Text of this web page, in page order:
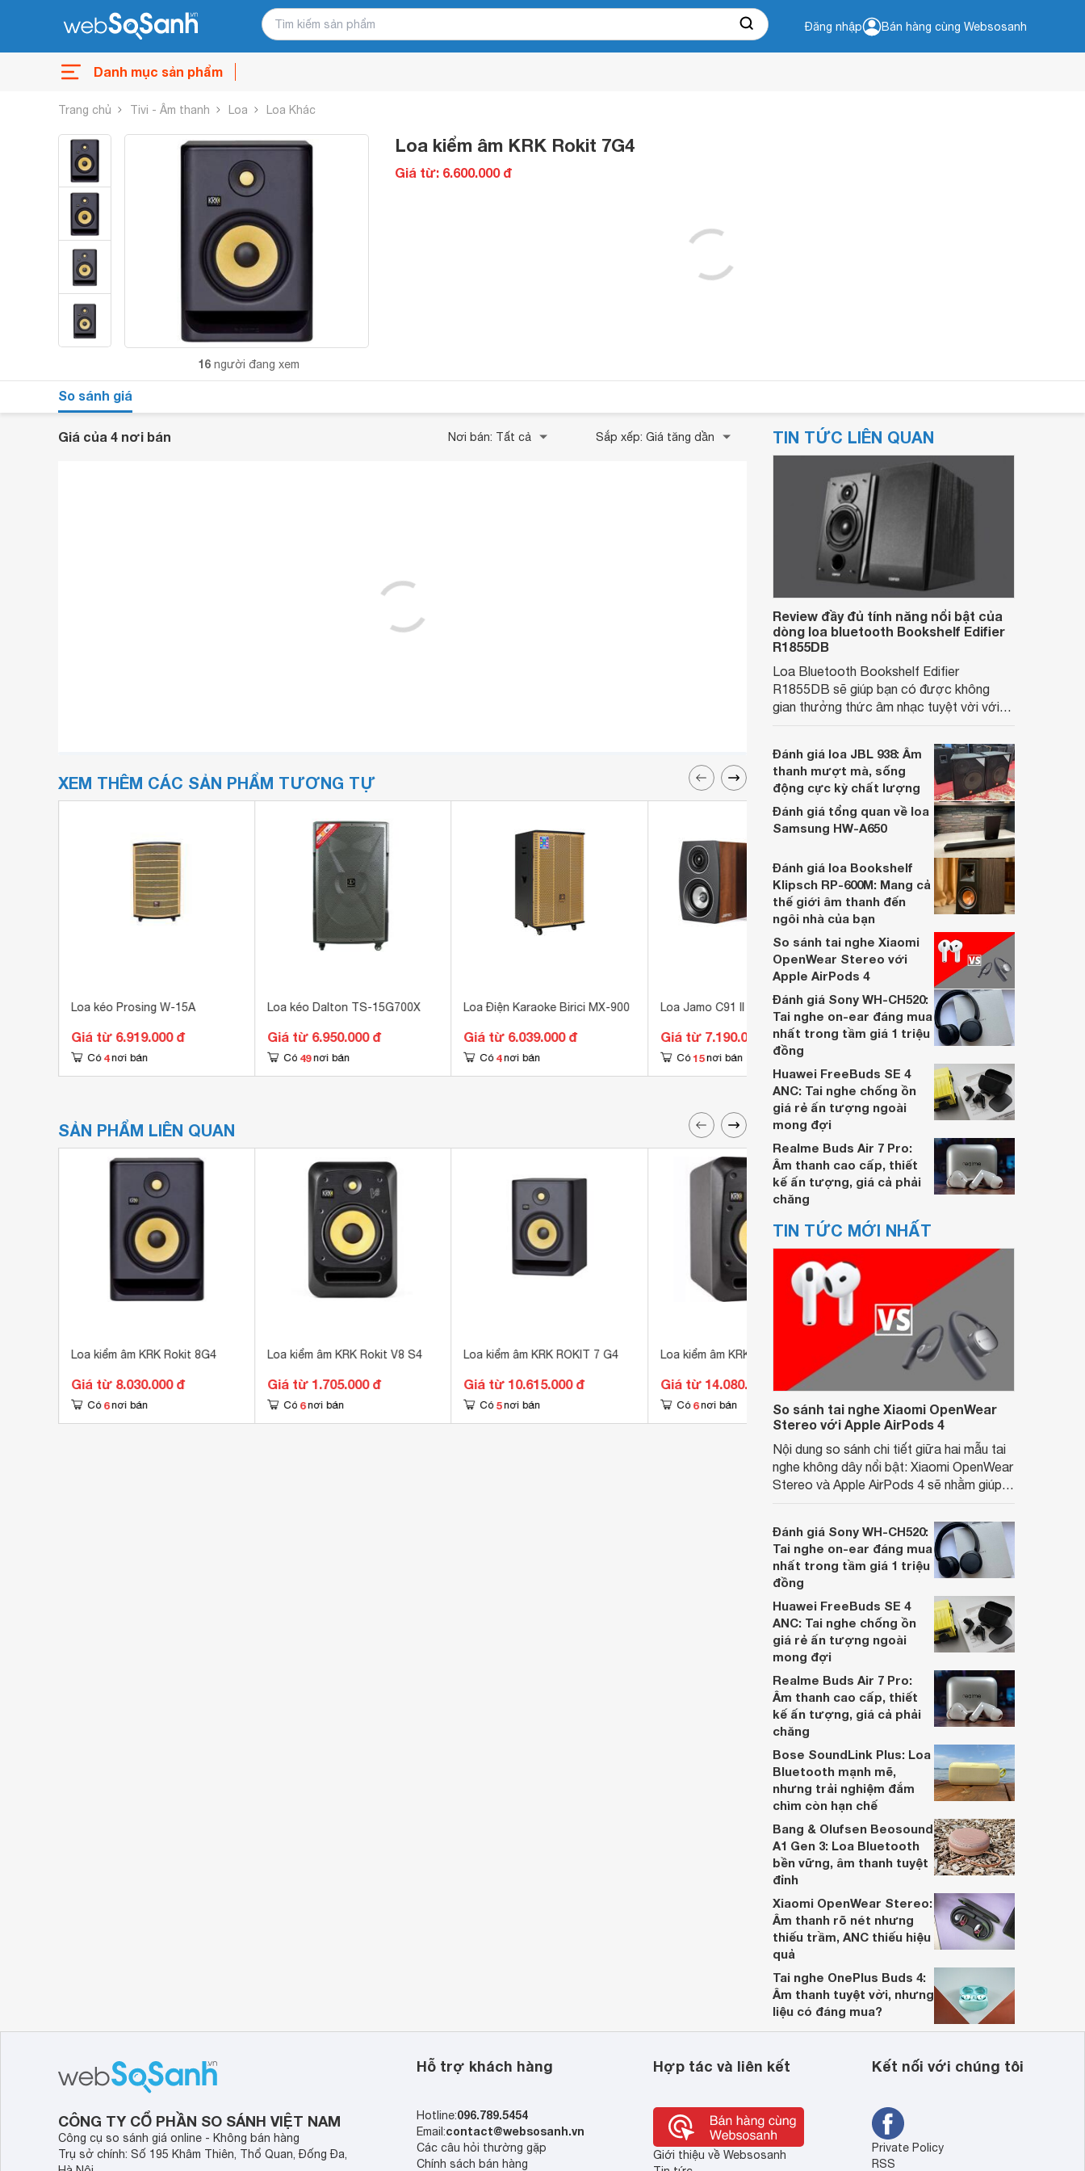
Đăng nhập Bán hàng cùng Websosanh
Danh mục sản phẩm
Trang chủ Tivi - Âm thanh Loa Loa Khác
16 người đang xem
Loa kiểm âm KRK Rokit 7G4
Giá từ: 6.600.000 đ
So sánh giá
Giá của 4 nơi bán Nơi bán: Tất cả Sắp xếp: Giá tăng dần
XEM THÊM CÁC SẢN PHẨM TƯƠNG TỰ
Loa kéo Prosing W-15A
Giá từ 6.919.000 đ
Có 4 nơi bán
Loa kéo Dalton TS-15G700X
Giá từ 6.950.000 đ
Có 49 nơi bán
Loa Điện Karaoke Birici MX-900
Giá từ 6.039.000 đ
Có 4 nơi bán
Loa Jamo C91 II
Giá từ 7.190.000 đ
Có 15 nơi bán
Loa nén Bosch LBC 3437/00
Giá từ 15.566.100 đ
SẢN PHẨM LIÊN QUAN
Loa kiểm âm KRK Rokit 8G4
Giá từ 8.030.000 đ
Có 6 nơi bán
Loa kiểm âm KRK Rokit V8 S4
Giá từ 1.705.000 đ
Có 6 nơi bán
Loa kiểm âm KRK ROKIT 7 G4
Giá từ 10.615.000 đ
Có 5 nơi bán
Loa kiểm âm KRK Rokit V6 S4
Giá từ 14.080.000 đ
Có 6 nơi bán
Loa kiểm âm KRK Rokit 5 G4
Có 11 nơi bán
TIN TỨC LIÊN QUAN
Review đầy đủ tính năng nổi bật của
dòng loa bluetooth Bookshelf Edifier
R1855DB
Loa Bluetooth Bookshelf Edifier
R1855DB sẽ giúp bạn có được không
gian thưởng thức âm nhạc tuyệt vời với
Đánh giá loa JBL 938: Âm
thanh mượt mà, sống
động cực kỳ chất lượng
Đánh giá tổng quan về loa
Samsung HW-A650
Đánh giá loa Bookshelf
Klipsch RP-600M: Mang cả
thế giới âm thanh đến
ngôi nhà của bạn
So sánh tai nghe Xiaomi
OpenWear Stereo với
Apple AirPods 4
Đánh giá Sony WH-CH520:
Tai nghe on-ear đáng mua
nhất trong tầm giá 1 triệu
đồng
Huawei FreeBuds SE 4
ANC: Tai nghe chống ồn
giá rẻ ấn tượng ngoài
mong đợi
Realme Buds Air 7 Pro:
Âm thanh cao cấp, thiết
kế ấn tượng, giá cả phải
chăng
TIN TỨC MỚI NHẤT
So sánh tai nghe Xiaomi OpenWear
Stereo với Apple AirPods 4
Nội dung so sánh chi tiết giữa hai mẫu tai
nghe không dây nổi bật: Xiaomi OpenWear
Stereo và Apple AirPods 4 sẽ nhằm giúp
dựa trên nhu cầu và sở thích cá nhân. Cả
hai đều là sản phẩm chất lượng cao,
nhưng hướng tới đối tượng khách hàng
khác nhau.
Đánh giá Sony WH-CH520:
Tai nghe on-ear đáng mua
nhất trong tầm giá 1 triệu
đồng
Huawei FreeBuds SE 4
ANC: Tai nghe chống ồn
giá rẻ ấn tượng ngoài
mong đợi
Realme Buds Air 7 Pro:
Âm thanh cao cấp, thiết
kế ấn tượng, giá cả phải
chăng
Bose SoundLink Plus: Loa
Bluetooth mạnh mẽ,
nhưng trải nghiệm đắm
chìm còn hạn chế
Bang & Olufsen Beosound
A1 Gen 3: Loa Bluetooth
bền vững, âm thanh tuyệt
đỉnh
Xiaomi OpenWear Stereo:
Âm thanh rõ nét nhưng
thiếu trầm, ANC thiếu hiệu
quả
Tai nghe OnePlus Buds 4:
Âm thanh tuyệt vời, nhưng
liệu có đáng mua?
CÔNG TY CỔ PHẦN SO SÁNH VIỆT NAM
Công cụ so sánh giá online - Không bán hàng
Trụ sở chính: Số 195 Khâm Thiên, Thổ Quan, Đống Đa,
Hỗ trợ khách hàng
Hotline:096.789.5454
Email:contact@websosanh.vn
Các câu hỏi thường gặp
Chính sách bán hàng
Hợp tác và liên kết
Giới thiệu về Websosanh
Kết nối với chúng tôi
Private Policy
RSS